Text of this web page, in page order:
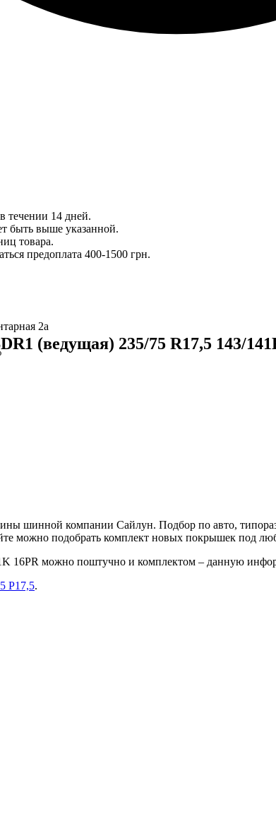
течении 14 дней.
быть выше указанной.
товара.
предоплата 400-1500 грн.
2а
(ведущая) 235/75 R17,5 143/
шинной компании Сайлун. Подбор по авто,
можно подобрать комплект новых покрышек под
16PR можно поштучно и комплектом – данную
Р17,5.